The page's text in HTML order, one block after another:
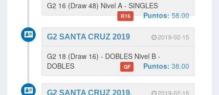
G2 16 (Draw 48) Nivel A - SINGLES
R16 Puntos:58.00
2019-02-15
G2 SANTA CRUZ 2019
G2 18 (Draw 16) - DOBLES Nivel B -
DOBLES
QF Puntos: 38.00
2019-02-15
G2 SANTA CRUZ 2019.